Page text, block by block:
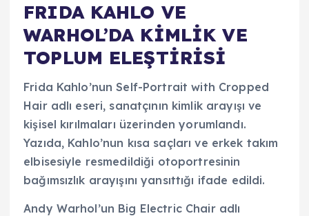
FRIDA KAHLO VE
WARHOL’DA KİMLİK VE
TOPLUM ELEŞTİRİSİ
Frida Kahlo’nun Self-Portrait with Cropped
Hair adlı eseri, sanatçının kimlik arayışı ve
kişisel kırılmaları üzerinden yorumlandı.
Yazıda, Kahlo’nun kısa saçları ve erkek takım
elbisesiyle resmedildiği otoportresinin
bağımsızlık arayışını yansıttığı ifade edildi.
Andy Warhol’un Big Electric Chair adlı